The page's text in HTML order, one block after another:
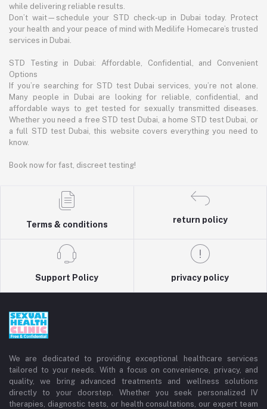
while delivering reliable results.
Don’t wait—schedule your STD check-up in Dubai today. Protect
your health and your peace of mind with Medilife Homecare’s trusted
services in Dubai.
STD Testing in Dubai: Affordable, Confidential, and Convenient
Options
If you’re searching for STD test Dubai services, you’re not alone.
Many people in Dubai are looking for reliable, confidential, and
affordable ways to get tested for sexually transmitted diseases.
Whether you need a free STD test Dubai, a home STD test Dubai, or
a full STD test Dubai, this website covers everything you need to
know.
Book now for fast, discreet testing!
Terms & conditions
return policy
Support Policy privacy policy
We are dedicated to providing exceptional healthcare services
tailored to your needs. With a focus on convenience, privacy, and
quality, we bring advanced treatments and wellness solutions
directly to your doorstep. Whether you seek personalized IV
therapies, diagnostic tests, or health consultations, our expert team